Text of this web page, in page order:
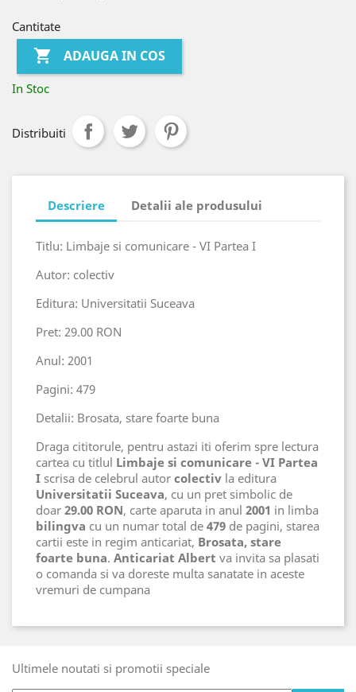
Cantitate
 ADAUGA IN COS
In Stoc
Distribuiti
Descriere Detalii ale produsului
Titlu: Limbaje si comunicare - VI Partea I
Autor: colectiv
Editura: Universitatii Suceava
Pret: 29.00 RON
Anul: 2001
Pagini: 479
Detalii: Brosata, stare foarte buna
Draga cititorule, pentru astazi iti oferim spre lectura
cartea cu titlul Limbaje si comunicare - VI Partea
I scrisa de celebrul autor colectiv la editura
Universitatii Suceava, cu un pret simbolic de
doar 29.00 RON, carte aparuta in anul 2001 in limba
bilingva cu un numar total de 479 de pagini, starea
cartii este in regim anticariat, Brosata, stare
foarte buna. Anticariat Albert va invita sa plasati
o comanda si va doreste multa sanatate in aceste
vremuri de cumpana
Ultimele noutati si promotii speciale